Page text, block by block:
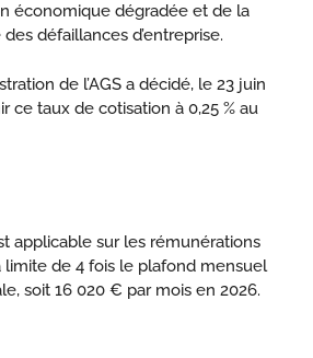
économique dégradée et de la
défaillances d’entreprise.
de l’AGS a décidé, le 23 juin
ce taux de cotisation à 0,25 % au
applicable sur les rémunérations
limite de 4 fois le plafond mensuel
soit 16 020 € par mois en 2026.